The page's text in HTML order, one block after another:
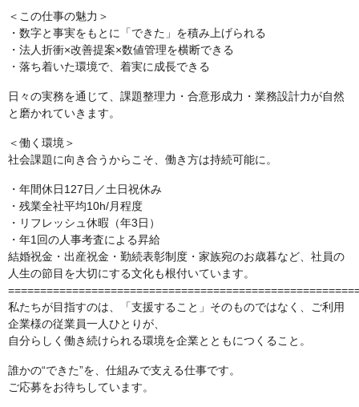
＜この仕事の魅力＞
・数字と事実をもとに「できた」を積み上げられる
・法人折衝×改善提案×数値管理を横断できる
・落ち着いた環境で、着実に成長できる
日々の実務を通じて、課題整理力・合意形成力・業務設計力が自然
と磨かれていきます。
＜働く環境＞
社会課題に向き合うからこそ、働き方は持続可能に。
・年間休日127日／土日祝休み
・残業全社平均10h/月程度
・リフレッシュ休暇（年3日）
・年1回の人事考査による昇給
結婚祝金・出産祝金・勤続表彰制度・家族宛のお歳暮など、社員の
人生の節目を大切にする文化も根付いています。
私たちが目指すのは、「支援すること」そのものではなく、ご利用
企業様の従業員一人ひとりが、
自分らしく働き続けられる環境を企業とともにつくること。
誰かの“できた”を、仕組みで支える仕事です。
ご応募をお待ちしています。